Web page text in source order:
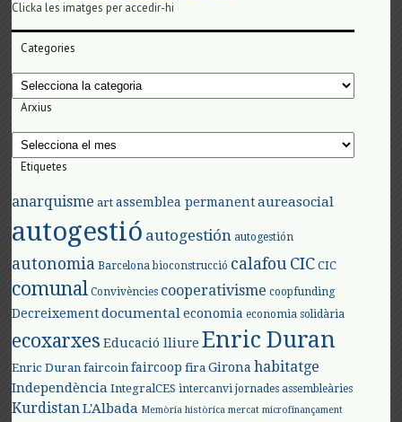
Clicka les imatges per accedir-hi
Categories
Categories
Arxius
Arxius
Etiquetes
anarquisme art assemblea permanent aureasocial
autogestió autogestión autogestión
autonomia Barcelona bioconstrucció calafouCIC CIC
comunal Convivències cooperativisme coopfunding
Decreixement documental economia economia solidària
ecoxarxes Educació lliure Enric Duran
Enric Duran faircoin faircoop fira Girona habitatge
Independència IntegralCES intercanvi jornades assembleàries
KurdistanL'Albada Memòria històrica mercat microfinançament